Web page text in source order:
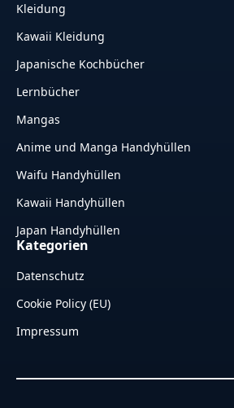
Kleidung
Kawaii Kleidung
Japanische Kochbücher
Lernbücher
Mangas
Anime und Manga Handyhüllen
Waifu Handyhüllen
Kawaii Handyhüllen
Japan Handyhüllen
Kategorien
Datenschutz
Cookie Policy (EU)
Impressum